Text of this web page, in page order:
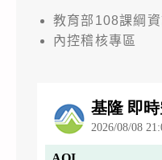
教育部108課綱資
內控稽核專區